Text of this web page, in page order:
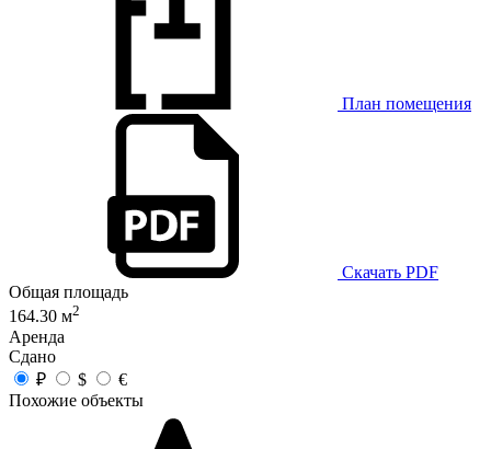
План помещения
Скачать PDF
Общая площадь
164.30 м2
Аренда
Сдано
₽
$
€
Похожие объекты